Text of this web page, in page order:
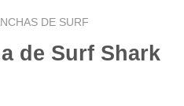
DE SURF
de Surf Shark